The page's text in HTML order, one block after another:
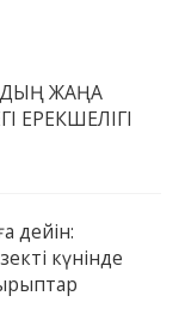
ЖАҢА
ЕРЕКШЕЛІГІ
дейін:
күнінде